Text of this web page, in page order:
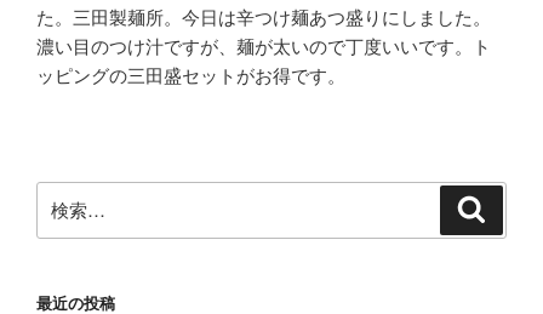
た。三田製麺所。今日は辛つけ麺あつ盛りにしました。
濃い目のつけ汁ですが、麺が太いので丁度いいです。ト
ッピングの三田盛セットがお得です。
索:
最近の投稿